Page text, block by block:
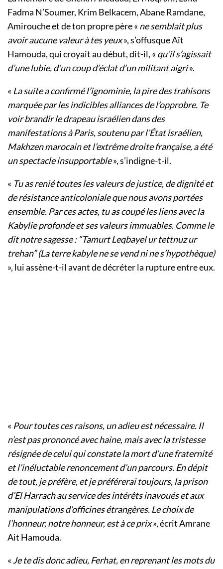
Fadma N’Soumer, Krim Belkacem, Abane Ramdane,
Amirouche et de ton propre père « ne semblait plus
avoir aucune valeur à tes yeux», s’offusque Aït
Hamouda, qui croyait au début, dit-il, « qu’il s’agissait
d’une lubie, d’un coup d’éclat d’un militant aigri».
« La suite a confirmé l’ignominie, la pire des trahisons
marquée par les indicibles alliances de l’opprobre. Te
voir brandir le drapeau israélien dans des
manifestations à Paris, soutenu par l’État israélien,
Makhzen marocain et l’extrême droite française, a été
un spectacle insupportable», s’indigne-t-il.
« Tu as renié toutes les valeurs de justice, de dignité et
de résistance anticoloniale que nous avons portées
ensemble. Par ces actes, tu as coupé les liens avec la
Kabylie profonde et ses valeurs immuables. Comme le
dit notre sagesse : “Tamurt Leqbayel ur tettnuz ur
trehan” (La terre kabyle ne se vend ni ne s’hypothèque)
», lui assène-t-il avant de décréter la rupture entre eux.
« Pour toutes ces raisons, un adieu est nécessaire. Il
n’est pas prononcé avec haine, mais avec la tristesse
résignée de celui qui constate la mort d’une fraternité
et l’inéluctable renoncement d’un parcours. En dépit
de tout, je préfère, et je préférerai toujours, la prison
d’El Harrach au service des intérêts inavoués et aux
manipulations d’officines étrangères. Le choix de
l’honneur, notre honneur, est à ce prix», écrit Amrane
Ait Hamouda.
« Je te dis donc adieu, Ferhat, en reprenant les mots du